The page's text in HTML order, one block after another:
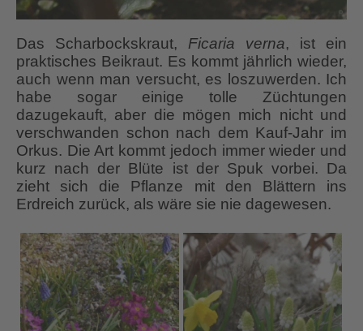
Das Scharbockskraut, Ficaria verna, ist ein
praktisches Beikraut. Es kommt jährlich wieder,
auch wenn man versucht, es loszuwerden. Ich
habe sogar einige tolle Züchtungen
dazugekauft, aber die mögen mich nicht und
verschwanden schon nach dem Kauf-Jahr im
Orkus. Die Art kommt jedoch immer wieder und
kurz nach der Blüte ist der Spuk vorbei. Da
zieht sich die Pflanze mit den Blättern ins
Erdreich zurück, als wäre sie nie dagewesen.